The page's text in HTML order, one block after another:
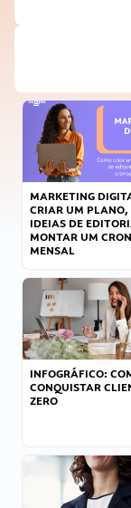
MARKETING
CRIAR UM PLANO,
IDEIAS DE
MONTAR UM
MENSAL
INFOGRÁFICO:
CONQUISTAR
ZERO